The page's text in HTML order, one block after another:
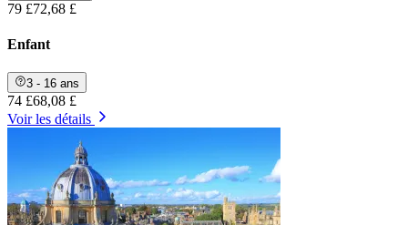
79 £72,68 £
Enfant
3 - 16 ans
74 £68,08 £
Voir les détails